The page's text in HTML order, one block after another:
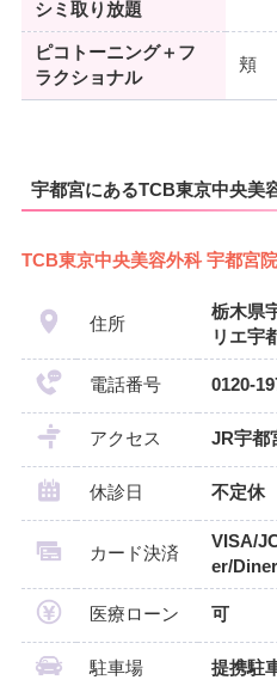
シミ取り放題
ピコトーニング＋フ
ラクショナル
頬
宇都宮にあるTCB東京中央美
TCB東京中央美容外科 宇都宮院
住所
栃木県
リエ宇
電話番号 0120-
アクセス JR宇都
休診日 不定休
カード決済
VISA/
er/
医療ローン 可
駐車場 提携駐